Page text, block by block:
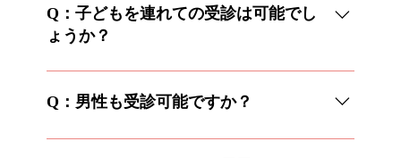
限りお受けしますので、気軽にお電話くださ
い。 ☎092-627-7300
Q：子どもを連れての受診は可能でし
ょうか？
A：可能です。検査中は看護師が対応しますの
で安心してご来院ください。
Q：男性も受診可能ですか？
A：当院は男性や男児にも対応しています。症